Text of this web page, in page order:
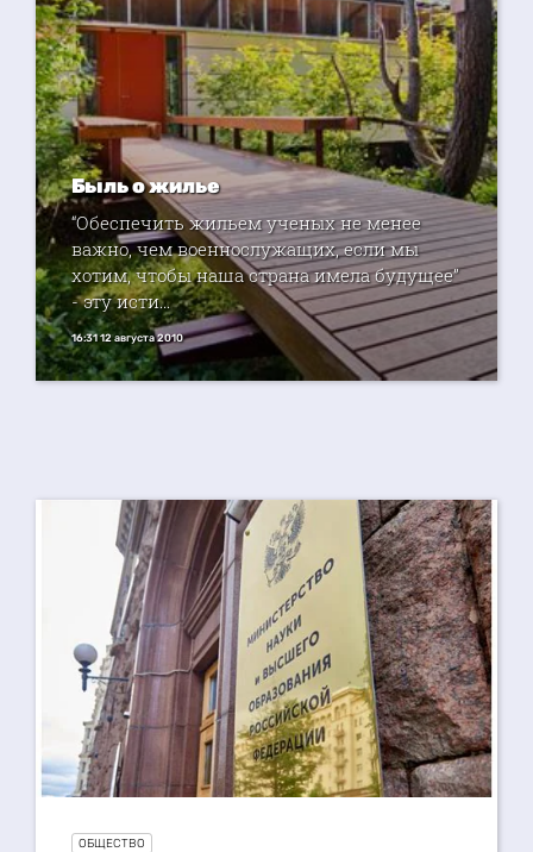
Быль о жилье
“Обеспечить жильем ученых не менее
важно, чем военнослужащих, если мы
хотим, чтобы наша страна имела будущее”
- эту исти...
16:31 12 августа 2010
ОБЩЕСТВО